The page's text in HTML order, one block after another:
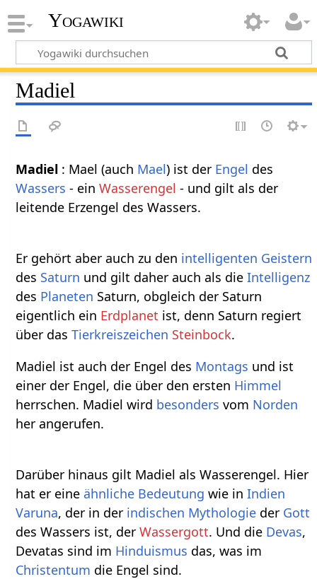
Yogawiki
Madiel
Madiel : Mael (auch Mael) ist der Engel des
Wassers - einWasserengel - und gilt als der
leitende Erzengel des Wassers.
Er gehört aber auch zu den intelligenten Geistern
des Saturn und gilt daher auch als dieIntelligenz
des Planeten Saturn, obgleich der Saturn
eigentlich ein Erdplanet ist, denn Saturn regiert
über dasTierkreiszeichen Steinbock.
Madiel ist auch der Engel des Montags und ist
einer der Engel, die über den ersten Himmel
herrschen. Madiel wird besonders vom Norden
her angerufen.
Darüber hinaus gilt Madiel als Wasserengel. Hier
hat er eine ähnliche Bedeutung wie inIndien
Varuna, der in der indischen Mythologie der Gott
des Wassers ist, derWassergott. Und die Devas,
Devatas sind im Hinduismus das, was im
Christentum die Engel sind.